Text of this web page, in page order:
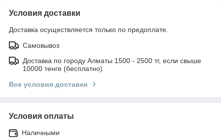
Условия доставки
Доставка осуществляется только по предоплате.
Самовывоз
Доставка по городу Алматы 1500 - 2500 тг, если свыше
10000 тенге (бесплатно)
Все условия доставки
Условия оплаты
Наличными